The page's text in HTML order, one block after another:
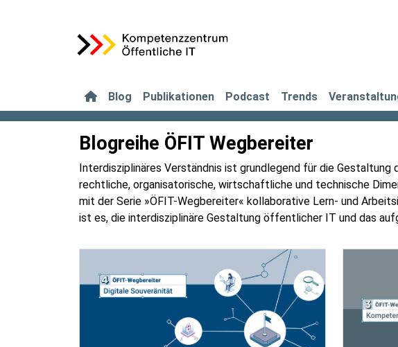
Blog Publikationen Podcast Trends
Blogreihe ÖFIT Wegbereiter
Interdisziplinäres Verständnis ist grundlegend für die
rechtliche, organisatorische, wirtschaftliche und technische
mit der Serie »ÖFIT-Wegbereiter« kollaborative Lern- und
ist es, die interdisziplinäre Gestaltung öffentlicher IT und das